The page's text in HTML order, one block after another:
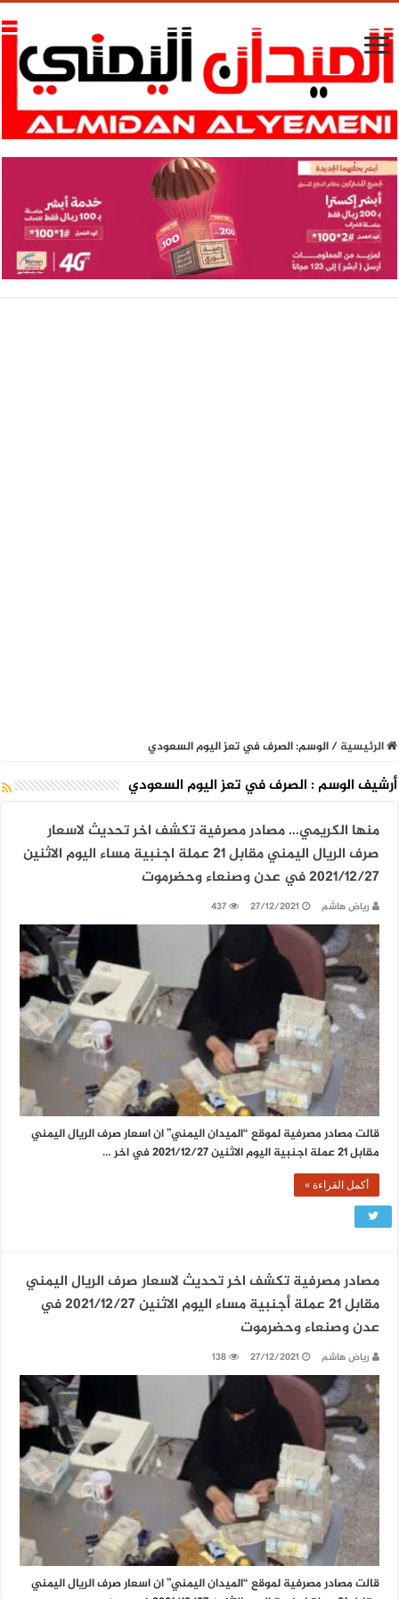
الرئيسية/الوسم:الصرف في تعز اليوم السعودي
أرشيف الوسم : الصرف في تعز اليوم السعودي
منها الكريمي… مصادر مصرفية تكشف اخر تحديث لاسعار
صرف الريال اليمني مقابل 21 عملة اجنبية مساء اليوم الاثنين
2021/12/27 في عدن وصنعاء وحضرموت
رياض هاشم 27/12/2021
437
قالت مصادر مصرفية لموقع “الميدان اليمني” ان اسعار صرف الريال اليمني
مقابل 21 عملة اجنبية اليوم الاثنين 2021/12/27 في اخر …
أكمل القراءة »
مصادر مصرفية تكشف اخر تحديث لاسعار صرف الريال اليمني
مقابل 21 عملة أجنبية مساء اليوم الاثنين 2021/12/27 في
عدن وصنعاء وحضرموت
رياض هاشم 27/12/2021
138
قالت مصادر مصرفية لموقع “الميدان اليمني” ان اسعار صرف الريال اليمني